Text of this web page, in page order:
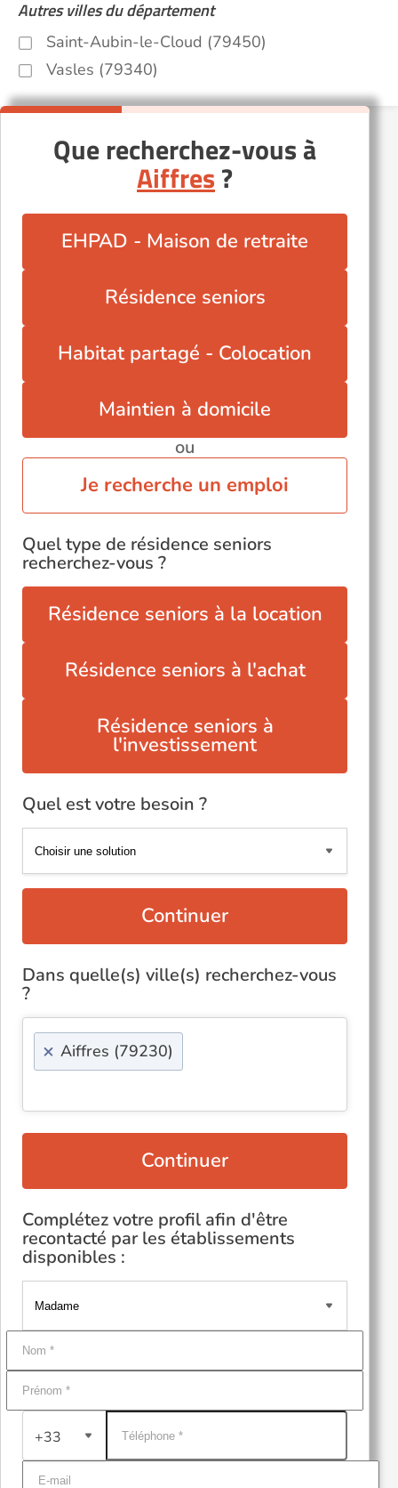
Autres villes du département
Saint-Aubin-le-Cloud (79450)
Vasles (79340)
Que recherchez-vous à
Aiffres?
EHPAD - Maison de retraite
Résidence seniors
Habitat partagé - Colocation
Maintien à domicile
ou
Je recherche un emploi
Quel type de résidence seniors
recherchez-vous ?
Résidence seniors à la location
Résidence seniors à l'achat
Résidence seniors à
l'investissement
Quel est votre besoin ?
Continuer
Dans quelle(s) ville(s) recherchez-vous
?
× Aiffres (79230)
Continuer
Complétez votre profil afin d'être
recontacté par les établissements
disponibles :
+33